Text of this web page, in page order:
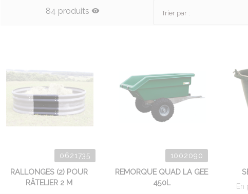
84 produits Trier par :
0621735
RALLONGES (2) POUR
RÂTELIER 2 M
1002090
REMORQUE QUAD LA GEE
450L
En